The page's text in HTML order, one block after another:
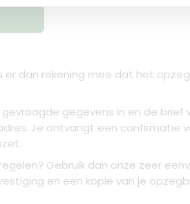
dan rekening mee dat het
gevraagde gegevens in en de
Je ontvangt een confirmatie
Gebruik dan onze zeer
en een kopie van je